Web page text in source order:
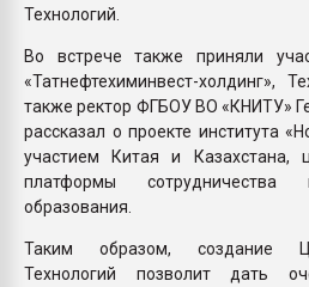
Технологий.
Во встрече также приняли
«Татнефтехиминвест-холдинг»,
также ректор ФГБОУ ВО «КНИТУ»
рассказал о проекте института
участием Китая и Казахстана,
платформы
образования.
Таким образом, создание
Технологий позволит дать